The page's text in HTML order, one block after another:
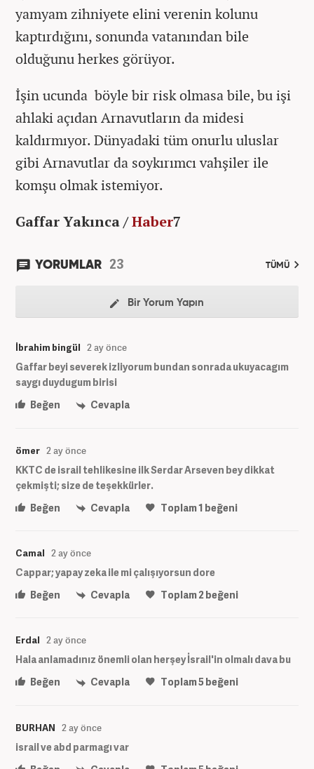
yamyam zihniyete elini verenin kolunu
kaptırdığını, sonunda vatanından bile
olduğunu herkes görüyor.
İşin ucunda böyle bir risk olmasa bile, bu işi
ahlaki açıdan Arnavutların da midesi
kaldırmıyor. Dünyadaki tüm onurlu uluslar
gibi Arnavutlar da soykırımcı vahşiler ile
komşu olmak istemiyor.
Gaffar Yakınca /Haber7
YORUMLAR 23 TÜMÜ
Bir Yorum Yapın
İbrahim bingül 2 ay önce
Gaffar beyi severek izliyorum bundan sonrada ukuyacagım
saygı duydugum birisi
Beğen
Cevapla
ömer 2 ay önce
KKTC de israil tehlikesine ilk Serdar Arseven bey dikkat
çekmişti; size de teşekkürler.
Beğen
Cevapla Toplam1 beğeni
Camal 2 ay önce
Cappar; yapay zeka ile mi çalışıyorsun dore
Beğen
Cevapla Toplam2beğeni
Erdal 2 ay önce
Hala anlamadınız önemli olan herşey İsrail'in olmalı dava bu
Beğen
Cevapla Toplam5beğeni
BURHAN 2 ay önce
israil ve abd parmagı var